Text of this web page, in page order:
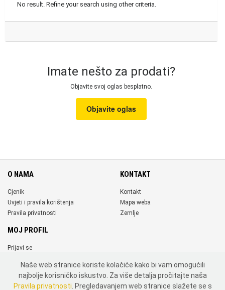
No result. Refine your search using other criteria.
Imate nešto za prodati?
Objavite svoj oglas besplatno.
Objavite oglas
O NAMA
Cjenik
Uvjeti i pravila korištenja
Pravila privatnosti
KONTAKT
Kontakt
Mapa weba
Zemlje
MOJ PROFIL
Prijavi se
DRUŠTVENE MREŽE
Naše web stranice koriste kolačiće kako bi vam omogućili
najbolje korisničko iskustvo. Za više detalja pročitajte naša
Pravila privatnosti . Pregledavanjem web stranice slažete se s